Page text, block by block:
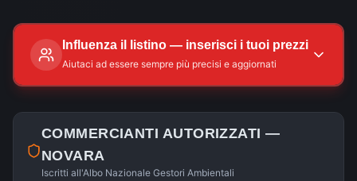
Influenza il listino — inserisci i tuoi prezzi
Aiutaci ad essere sempre più precisi e aggiornati
COMMERCIANTI AUTORIZZATI —
NOVARA
Iscritti all'Albo Nazionale Gestori Ambientali